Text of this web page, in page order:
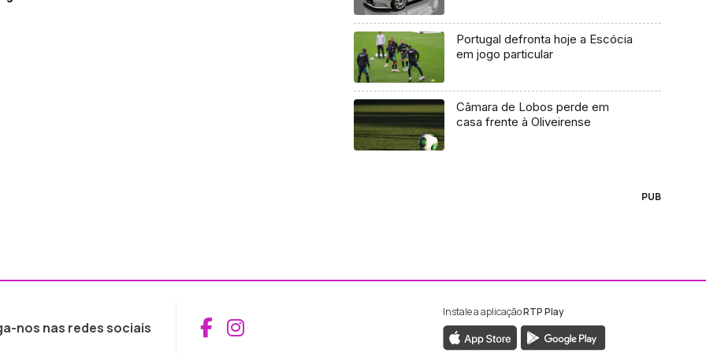
Portugal defronta hoje a Escócia
em jogo particular
Câmara de Lobos perde em
casa frente à Oliveirense
PUB
nos nas redes sociais Aceder ao Facebook da RTP Madeira
Aceder ao Instagram da RTP Madeira
Instale a aplicaçãoRTP Play